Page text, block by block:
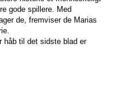
gode spillere. Med
de, fremviser de Marias
håb til det sidste blad er